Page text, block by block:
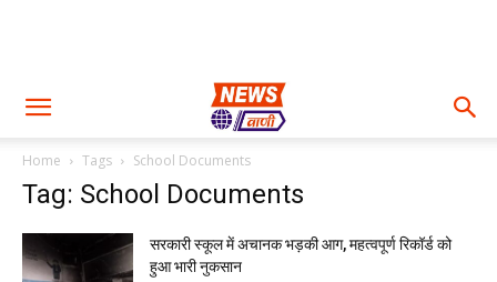
Home Tags School Documents
Tag: School Documents
सरकारी स्कूल में अचानक भड़की आग, महत्वपूर्ण रिकॉर्ड को
हुआ भारी नुकसान